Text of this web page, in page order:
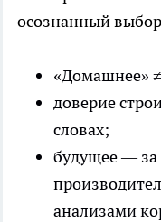
осознанный
«Домашнее»
доверие
словах;
будущее —
анализами